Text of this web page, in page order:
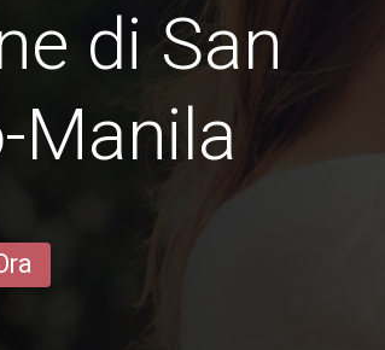
di San
Manila